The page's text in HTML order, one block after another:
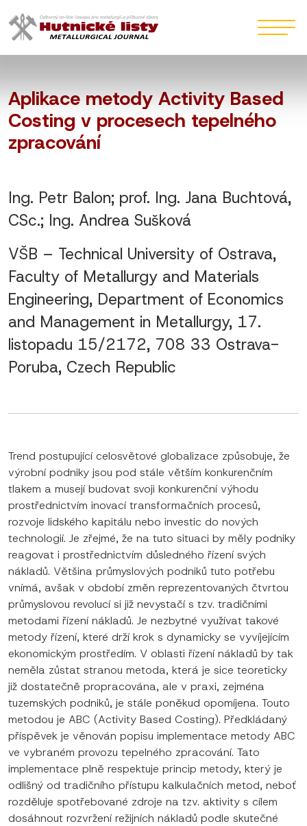
Aplikace metody Activity Based
Costing v procesech tepelného
zpracování
Ing. Petr Balon; prof. Ing. Jana Buchtová,
CSc.; Ing. Andrea Sušková
VŠB – Technical University of Ostrava,
Faculty of Metallurgy and Materials
Engineering, Department of Economics
and Management in Metallurgy, 17.
listopadu 15/2172, 708 33 Ostrava-
Poruba, Czech Republic
Trend postupující celosvětové globalizace způsobuje, že
výrobní podniky jsou pod stále větším konkurenčním
tlakem a musejí budovat svoji konkurenční výhodu
prostřednictvím inovací transformačních procesů,
rozvoje lidského kapitálu nebo investic do nových
technologií. Je zřejmé, že na tuto situaci by měly podniky
reagovat i prostřednictvím důsledného řízení svých
nákladů. Většina průmyslových podniků tuto potřebu
vnímá, avšak v období změn reprezentovaných čtvrtou
průmyslovou revolucí si již nevystačí s tzv. tradičními
metodami řízení nákladů. Je nezbytné využívat takové
metody řízení, které drží krok s dynamicky se vyvíjejícím
ekonomickým prostředím. V oblasti řízení nákladů by tak
neměla zůstat stranou metoda, která je sice teoreticky
již dostatečně propracována, ale v praxi, zejména
tuzemských podniků, je stále poněkud opomíjena. Touto
metodou je ABC (Activity Based Costing). Předkládaný
příspěvek je věnován popisu implementace metody ABC
ve vybraném provozu tepelného zpracování. Tato
implementace plně respektuje princip metody, který je
odlišný od tradičního přístupu kalkulačních metod, neboť
rozděluje spotřebované zdroje na tzv. aktivity s cílem
dosáhnout rozvržení režijních nákladů podle skutečné